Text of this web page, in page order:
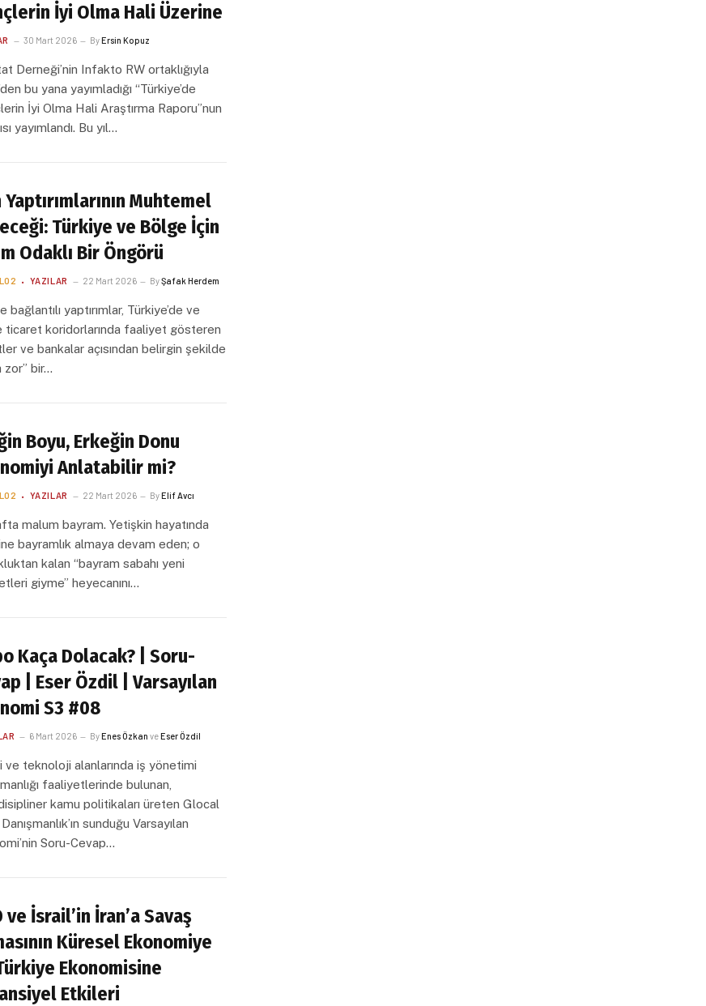
İyi Olma Hali Üzerine
30 Mart 2026 ByErsin Kopuz
Derneği’nin Infakto RW ortaklığıyla
bu yana yayımladığı “Türkiye’de
İyi Olma Hali Araştırma Raporu”nun
yayımlandı. Bu yıl…
Yaptırımlarının Muhtemel
Türkiye ve Bölge İçin
Odaklı Bir Öngörü
YAZILAR 22 Mart 2026 ByŞafak Herdem
bağlantılı yaptırımlar, Türkiye’de ve
ticaret koridorlarında faaliyet gösteren
ve bankalar açısından belirgin şekilde
zor” bir…
Boyu, Erkeğin Donu
Anlatabilir mi?
YAZILAR 22 Mart 2026 ByElif Avcı
malum bayram. Yetişkin hayatında
bayramlık almaya devam eden; o
kalan “bayram sabahı yeni
giyme” heyecanını…
Kaça Dolacak? | Soru-
| Eser Özdil | Varsayılan
S3 #08
6 Mart 2026 ByEnes Özkan veEser Özdil
ve teknoloji alanlarında iş yönetimi
faaliyetlerinde bulunan,
kamu politikaları üreten Glocal
sunduğu Varsayılan
Soru-Cevap…
ve İsrail’in İran’a Savaş
Küresel Ekonomiye
Ekonomisine
Etkileri